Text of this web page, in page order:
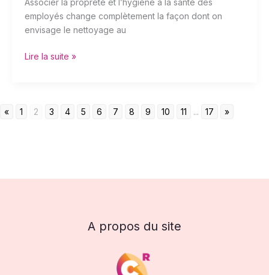
Associer la propreté et l’hygiène à la santé des
employés change complètement la façon dont on
envisage le nettoyage au
Lire la suite »
« 1 2 3 4 5 6 7 8 9 10 11 ... 17 »
A propos du site